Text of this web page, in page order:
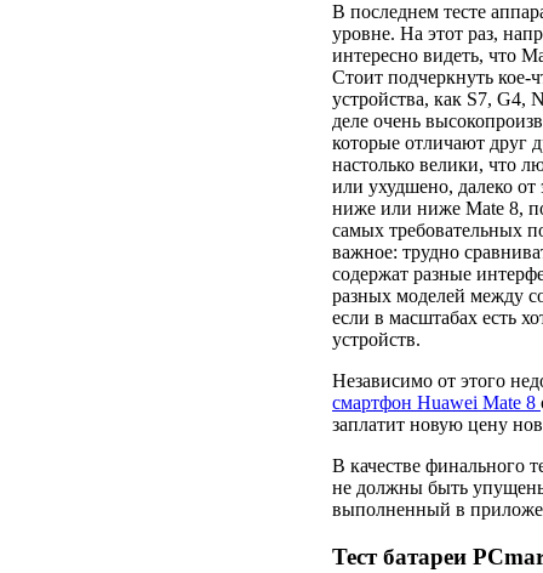
В последнем тесте
уровне. На этот раз,
интересно видеть, что
Стоит подчеркнуть кое-
устройства, как S7, G4,
деле очень
которые отличают друг
настолько велики, что
или ухудшено, далеко
ниже или ниже Mate 8,
самых требовательных
важное: трудно
содержат разные
разных моделей между
если в масштабах есть
устройств.
Независимо от этого
смартфон Huawei Mate 8
заплатит новую цену
В качестве финального
не должны быть
выполненный в
Тест батареи